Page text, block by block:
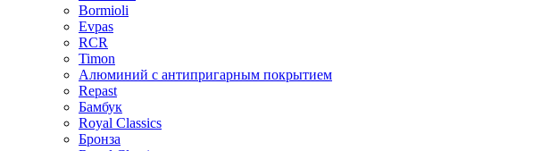
Bormioli
Evpas
RCR
Timon
Алюминий с антипригарным покрытием
Repast
Бамбук
Royal Classics
Бронза